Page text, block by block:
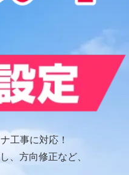
工事に対応！
方向修正など、